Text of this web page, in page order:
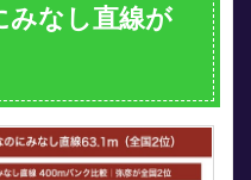
みなし直線が